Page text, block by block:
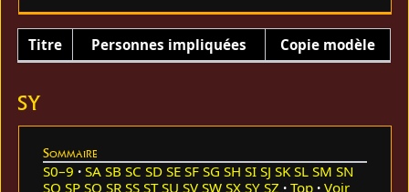
Titre Personnes impliquées Copie modèle
SY
Sommaire
S0–9 SA SB SC SD SE SF SG SH SI SJ SK SL SM SN
SO SP SQ SR SS ST SU SV SW SX SY SZ Top
Voir